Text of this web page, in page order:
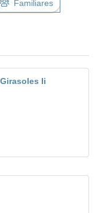
Familiares
Ii